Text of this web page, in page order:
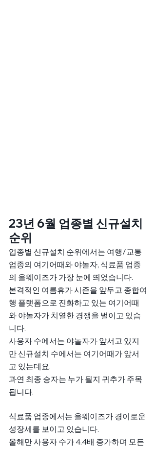
23년 6월 업종별 신규설치
순위
업종별 신규설치 순위에서는 여행/교통
업종의 여기어때와 야놀자, 식료품 업종
의 올웨이즈가 가장 눈에 띄었습니다.
본격적인 여름휴가 시즌을 앞두고 종합여
행 플랫폼으로 진화하고 있는 여기어때
와 야놀자가 치열한 경쟁을 벌이고 있습
니다.
사용자 수에서는 야놀자가 앞서고 있지
만 신규설치 수에서는 여기어때가 앞서
고 있는데요.
과연 최종 승자는 누가 될지 귀추가 주목
됩니다.
식료품 업종에서는 올웨이즈가 경이로운
성장세를 보이고 있습니다.
올해만 사용자 수가 4.4배 증가하며 모든